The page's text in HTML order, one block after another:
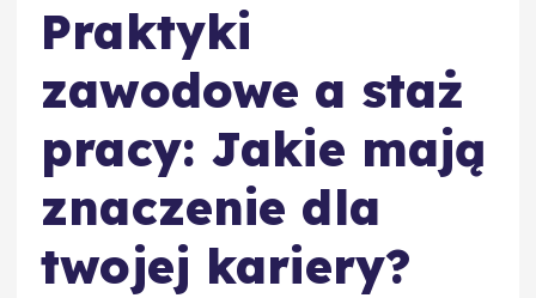
Praktyki
zawodowe a staż
pracy: Jakie mają
znaczenie dla
twojej kariery?